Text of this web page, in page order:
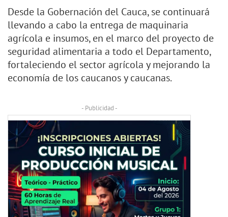
Desde la Gobernación del Cauca, se continuará
llevando a cabo la entrega de maquinaria
agrícola e insumos, en el marco del proyecto de
seguridad alimentaria a todo el Departamento,
fortaleciendo el sector agrícola y mejorando la
economía de los caucanos y caucanas.
- Publicidad -